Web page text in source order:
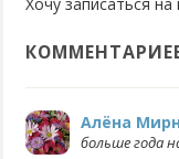
Алёна
больше года